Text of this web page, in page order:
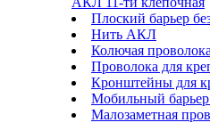
Плоский барьер
Нить АКЛ
Колючая
Проволока для
Кронштейны для
Мобильный
Малозаметная